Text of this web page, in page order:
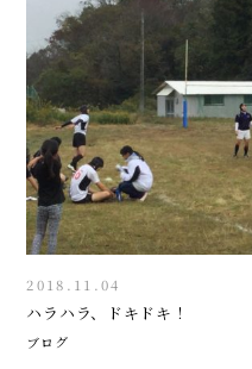
2018.11.04
ハラハラ、ドキドキ！
ブログ